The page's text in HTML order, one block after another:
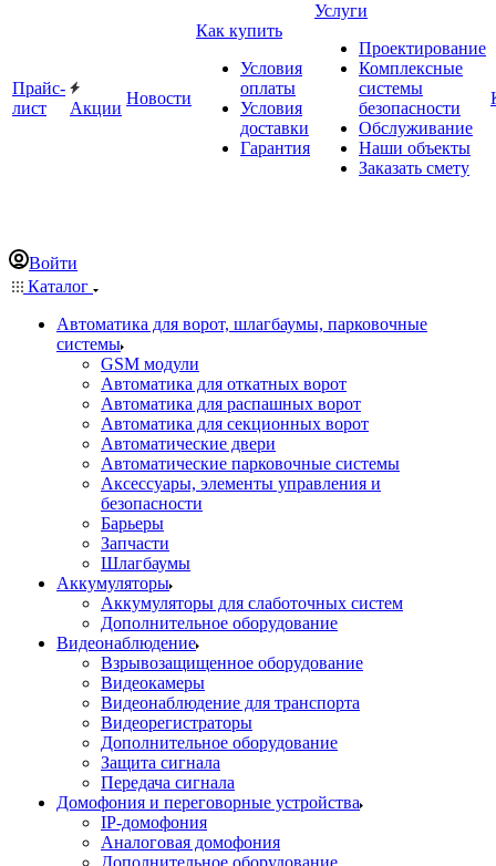
Прайс-
лист
Акции
Новости
Как купить
Условия
оплаты
Условия
доставки
Гарантия
Услуги
Проектирование
Комплексные
системы
безопасности
Обслуживание
Наши объекты
Заказать смету
Войти
Каталог
Автоматика для ворот, шлагбаумы, парковочные
системы
GSM модули
Автоматика для откатных ворот
Автоматика для распашных ворот
Автоматика для секционных ворот
Автоматические двери
Автоматические парковочные системы
Аксессуары, элементы управления и
безопасности
Барьеры
Запчасти
Шлагбаумы
Аккумуляторы
Аккумуляторы для слаботочных систем
Дополнительное оборудование
Видеонаблюдение
Взрывозащищенное оборудование
Видеокамеры
Видеонаблюдение для транспорта
Видеорегистраторы
Дополнительное оборудование
Защита сигнала
Передача сигнала
Домофония и переговорные устройства
IP-домофония
Аналоговая домофония
Дополнительное оборудование